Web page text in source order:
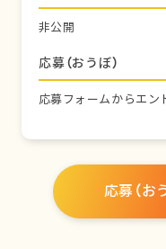
非公開
応募（おうぼ）
応募フォームからエン
応募（お